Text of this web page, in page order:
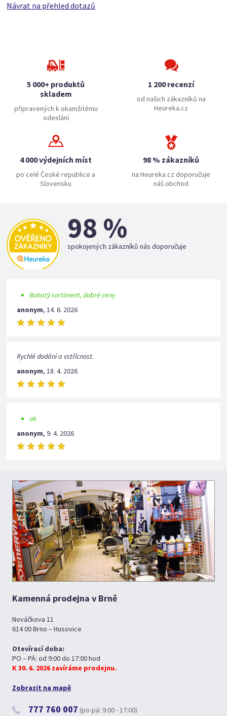
Návrat na přehled dotazů
5 000+ produktů
skladem
připravených k okamžitému
odeslání
1 200 recenzí
od našich zákazníků na
Heureka.cz
4 000 výdejních míst
po celé České republice a
Slovensku
98 % zákazníků
na Heureka.cz doporučuje
náš obchod
98 %
spokojených zákazníků nás doporučuje
Bohatý sortiment, dobré ceny
anonym,14. 6. 2026
Rychlé dodání a vstřícnost.
anonym,18. 4. 2026
ok
anonym,9. 4. 2026
Kamenná prodejna v Brně
Nováčkova 11
614 00 Brno – Husovice
Otevírací doba:
PO – PÁ: od 9:00 do 17:00 hod
K 30. 6. 2026 zavíráme prodejnu.
Zobrazit na mapě
777 760 007 (po-pá: 9:00 - 17:00)